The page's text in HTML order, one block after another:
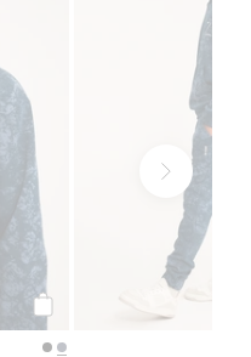
Köp